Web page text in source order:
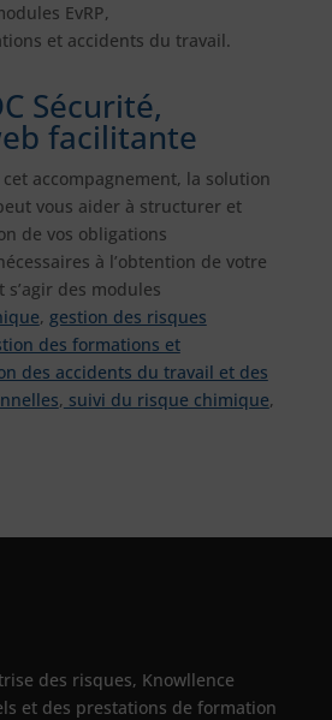
EvRP,
et accidents du travail.
Sécurité,
facilitante
accompagnement, la solution
vous aider à structurer et
de vos obligations
à l’obtention de votre
des modules
, gestion des risques
des formations et
des accidents du travail et des
, suivi du risque chimique,
des risques, Knowllence
et des prestations de formation